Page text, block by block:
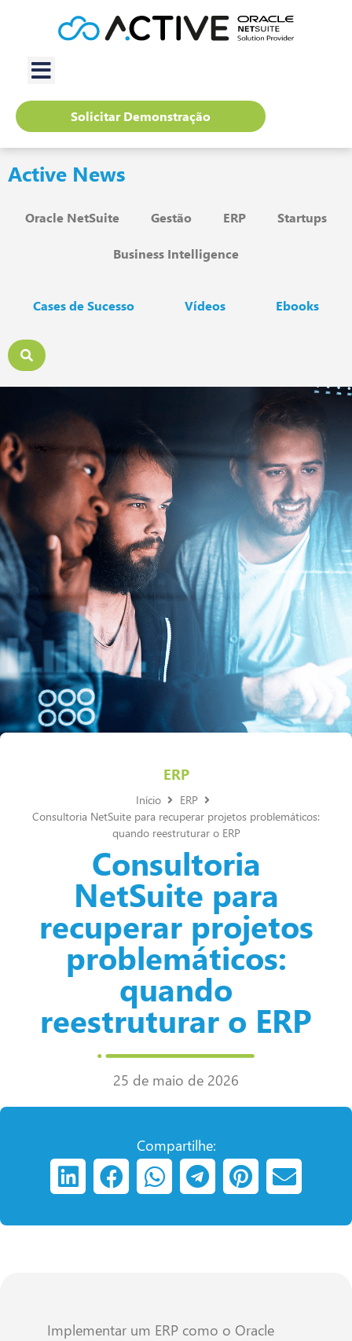
Solicitar Demonstração
Active News
Oracle NetSuite Gestão ERP Startups
Business Intelligence
Cases de Sucesso Vídeos Ebooks
ERP
Início
ERP
Consultoria NetSuite para recuperar projetos problemáticos:
quando reestruturar o ERP
Consultoria
NetSuite para
recuperar projetos
problemáticos:
quando
reestruturar o ERP
25 de maio de 2026
Compartilhe:
Implementar um ERP como o Oracle